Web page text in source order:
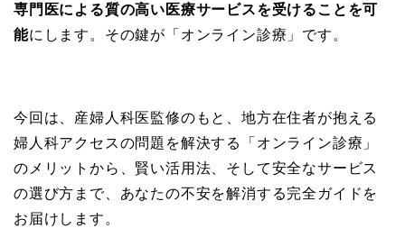
専門医による質の高い医療サービスを受けることを可
能にします。その鍵が「オンライン診療」です。
今回は、産婦人科医監修のもと、地方在住者が抱える
婦人科アクセスの問題を解決する「オンライン診療」
のメリットから、賢い活用法、そして安全なサービス
の選び方まで、あなたの不安を解消する完全ガイドを
お届けします。